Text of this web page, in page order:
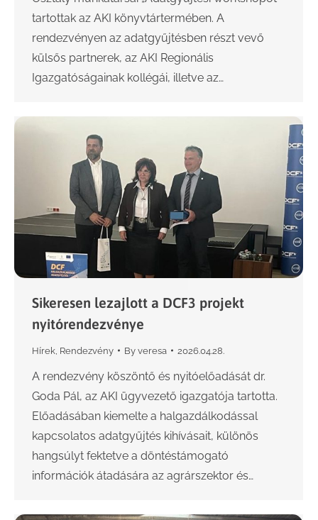
tartottak az AKI könyvtártermében. A
rendezvényen az adatgyűjtésben részt vevő
külsős partnerek, az AKI Regionális
Igazgatóságainak kollégái, illetve az…
Sikeresen lezajlott a DCF3 projekt
nyitórendezvénye
Hírek Rendezvény By veresa 2026.04.28.
A rendezvény köszöntő és nyitóelőadását dr.
Goda Pál, az AKI ügyvezető igazgatója tartotta.
Előadásában kiemelte a halgazdálkodással
kapcsolatos adatgyűjtés kihívásait, különös
hangsúlyt fektetve a döntéstámogató
információk átadására az agrárszektor és…